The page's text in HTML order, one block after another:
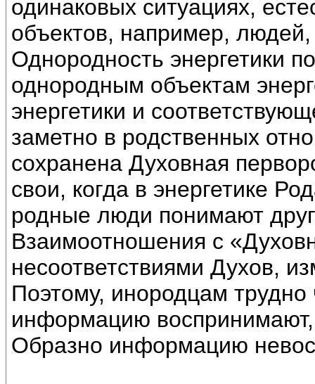
одинаковых ситуациях,
объектов, например,
Однородность энергетики
однородным объектам
энергетики и
заметно в родственных
сохранена Духовная
свои, когда в энергетике
родные люди понимают
Взаимоотношения с
несоответствиями Духов,
Поэтому, инородцам трудно
информацию
Образно информацию